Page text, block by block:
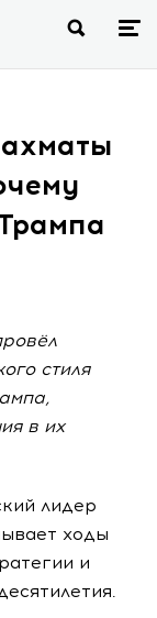
стиля
в их
лидер
ходы
и